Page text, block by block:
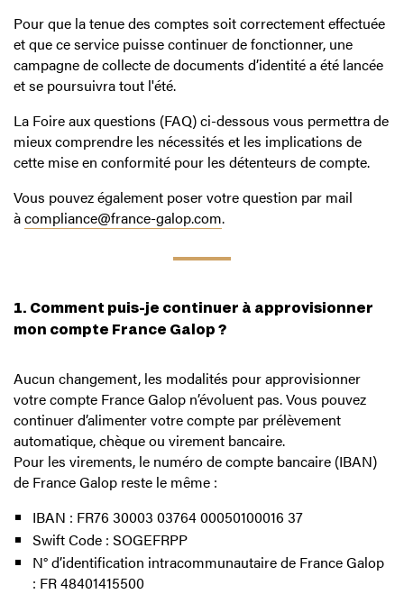
Pour que la tenue des comptes soit correctement effectuée
et que ce service puisse continuer de fonctionner, une
campagne de collecte de documents d’identité a été lancée
et se poursuivra tout l'été.
La Foire aux questions (FAQ) ci-dessous vous permettra de
mieux comprendre les nécessités et les implications de
cette mise en conformité pour les détenteurs de compte.
Vous pouvez également poser votre question par mail
àcompliance@france-galop.com.
1. Comment puis-je continuer à approvisionner
mon compte France Galop ?
Aucun changement, les modalités pour approvisionner
votre compte France Galop n’évoluent pas. Vous pouvez
continuer d’alimenter votre compte par prélèvement
automatique, chèque ou virement bancaire.
Pour les virements, le numéro de compte bancaire (IBAN)
de France Galop reste le même :
IBAN : FR76 30003 03764 00050100016 37
Swift Code : SOGEFRPP
N° d’identification intracommunautaire de France Galop
: FR 48401415500